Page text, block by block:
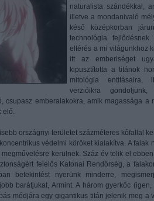
naturalista szándékkal,
illetve a mondanivaló
késő középkorban
technológia
eltérés a mi világunkhoz
itt az emberiséget
kipusztította a titánok
mitológia entitásaira,
verzióikra
csupasz emberalakokra, amik magassága a
országnyi területet százméteres kőfallal
védelmi köröket kialakítva. A falak
kerülnek. Száz év telik el
felelős Katonai Rendőrség, a
betekintést nyerünk minderre,
barátjukat, Armint. A három gyerkőc
módjára egy gigantikus titán jelenik meg a